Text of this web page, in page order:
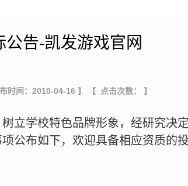
告-凯发游戏官网
布时间：2010-04-16 】 【 点击次数： 】
立学校特色品牌形象，经研究决
公布如下，欢迎具备相应资质的